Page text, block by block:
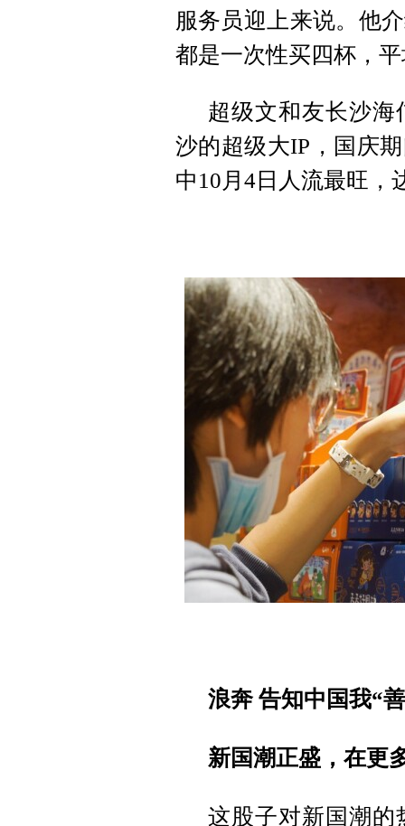
服务员迎上来说。他
都是一次性买四杯，
超级文和友长沙
沙的超级大IP，国庆
中10月4日人流最旺，
浪奔 告知中国我“
新国潮正盛，在更
这股子对新国潮的